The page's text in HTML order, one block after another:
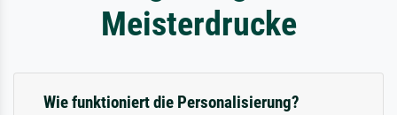
Meisterdrucke
Wie funktioniert die Personalisierung?